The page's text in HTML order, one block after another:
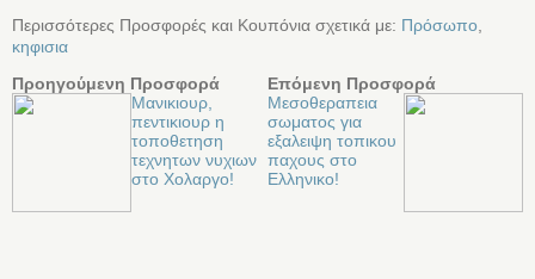
Περισσότερες Προσφορές και Κουπόνια σχετικά με: Πρόσωπο
κηφισια
Προηγούμενη Προσφορά
Μανικιουρ,
πεντικιουρ η
τοποθετηση
τεχνητων νυχιων
στο Χολαργο!
Επόμενη Προσφορά
Μεσοθεραπεια
σωματος για
εξαλειψη τοπικου
παχους στο
Ελληνικο!